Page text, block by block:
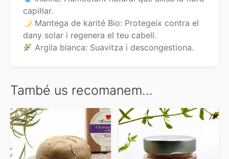
capil·lar.
Mantega de karité Bio: Protegeix contra el
dany solar i regenera el teu cabell.
Argila blanca: Suavitza i descongestiona.
També us recomanem…